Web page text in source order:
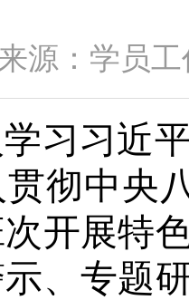
源：学员
习习近
彻中央
开展特
、专题